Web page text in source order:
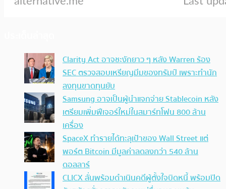
Clarity Act อาจชะงักยาว ๆ หลัง Warren ร้อง
SEC ตรวจสอบเหรียญมีมของทรัมป์ เพราะทำนัก
ลงทุนขาดทุนยับ
Samsung อาจเป็นผู้นำแจกจ่าย Stablecoin หลัง
เตรียมเพิ่มฟีเจอร์ใหม่ในสมาร์ทโฟน 800 ล้าน
เครื่อง
SpaceX ทำรายได้ทะลุเป้าของ Wall Street แต่
พอร์ต Bitcoin มีมูลค่าลดลงกว่า 540 ล้าน
ดอลลาร์
CLICX ลั่นพร้อมดำเนินคดีผู้ตั้งใจบิดหนี้ พร้อมปิด